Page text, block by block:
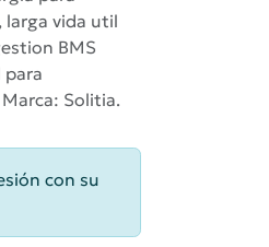
larga vida util
BMS
Solitia.
con su